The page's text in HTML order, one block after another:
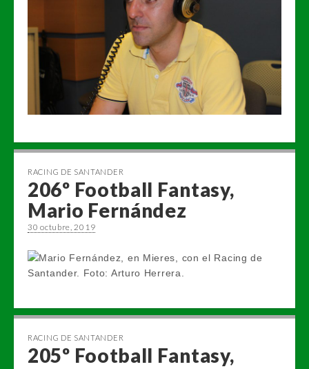
RACING DE SANTANDER
206º Football Fantasy,
Mario Fernández
30 octubre, 2019
RACING DE SANTANDER
205º Football Fantasy,